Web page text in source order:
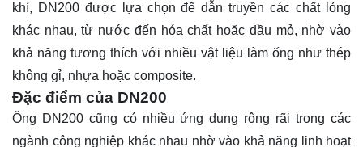
khí, DN200 được lựa chọn để dẫn truyền các chất lỏng
khác nhau, từ nước đến hóa chất hoặc dầu mỏ, nhờ vào
khả năng tương thích với nhiều vật liệu làm ống như thép
không gỉ, nhựa hoặc composite.
Đặc điểm của DN200
Ống DN200 cũng có nhiều ứng dụng rộng rãi trong các
ngành công nghiệp khác nhau nhờ vào khả năng linh hoạt